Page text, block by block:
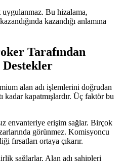
uygulanmaz. Bu hizalama,
kazandığı anlamına
Tarafından
alan adı işlemlerini doğrudan
kadar kapatmışlardır. Üç faktör bu
envanteriye erişim sağlar. Birçok
görünmez. Komisyoncu
fırsatları ortaya çıkarır.
sağlarlar. Alan adı sahipleri